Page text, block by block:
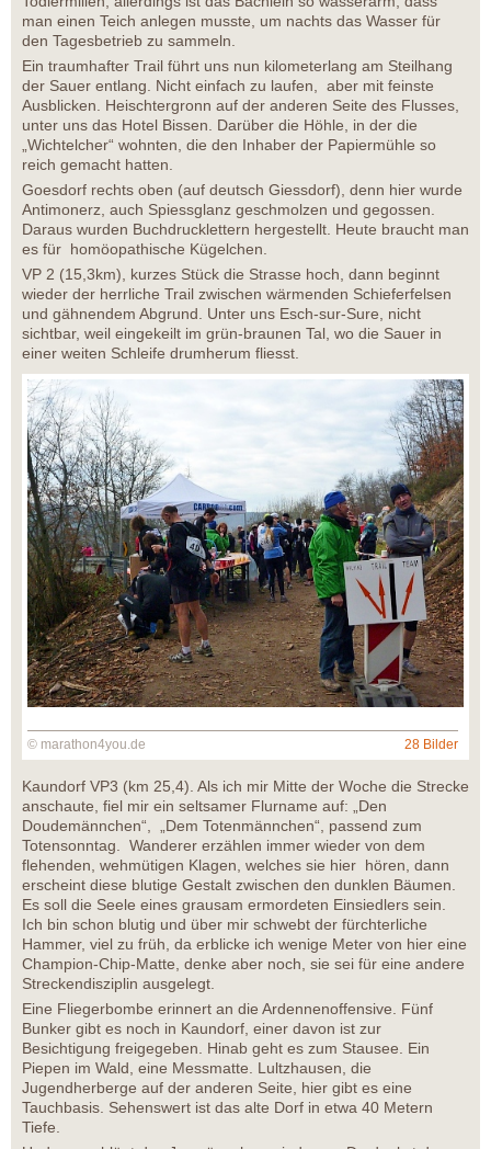
man einen Teich anlegen musste, um nachts das Wasser für
den Tagesbetrieb zu sammeln.
Ein traumhafter Trail führt uns nun kilometerlang am Steilhang
der Sauer entlang. Nicht einfach zu laufen, aber mit feinste
Ausblicken. Heischtergronn auf der anderen Seite des Flusses,
unter uns das Hotel Bissen. Darüber die Höhle, in der die
„Wichtelcher“ wohnten, die den Inhaber der Papiermühle so
reich gemacht hatten.
Goesdorf rechts oben (auf deutsch Giessdorf), denn hier wurde
Antimonerz, auch Spiessglanz geschmolzen und gegossen.
Daraus wurden Buchdrucklettern hergestellt. Heute braucht man
es für homöopathische Kügelchen.
VP 2 (15,3km), kurzes Stück die Strasse hoch, dann beginnt
wieder der herrliche Trail zwischen wärmenden Schieferfelsen
und gähnendem Abgrund. Unter uns Esch-sur-Sure, nicht
sichtbar, weil eingekeilt im grün-braunen Tal, wo die Sauer in
einer weiten Schleife drumherum fliesst.
© marathon4you.de 28 Bilder
Kaundorf VP3 (km 25,4). Als ich mir Mitte der Woche die Strecke
anschaute, fiel mir ein seltsamer Flurname auf: „Den
Doudemännchen“, „Dem Totenmännchen“, passend zum
Totensonntag. Wanderer erzählen immer wieder von dem
flehenden, wehmütigen Klagen, welches sie hier hören, dann
erscheint diese blutige Gestalt zwischen den dunklen Bäumen.
Es soll die Seele eines grausam ermordeten Einsiedlers sein.
Ich bin schon blutig und über mir schwebt der fürchterliche
Hammer, viel zu früh, da erblicke ich wenige Meter von hier eine
Champion-Chip-Matte, denke aber noch, sie sei für eine andere
Streckendisziplin ausgelegt.
Eine Fliegerbombe erinnert an die Ardennenoffensive. Fünf
Bunker gibt es noch in Kaundorf, einer davon ist zur
Besichtigung freigegeben. Hinab geht es zum Stausee. Ein
Piepen im Wald, eine Messmatte. Lultzhausen, die
Jugendherberge auf der anderen Seite, hier gibt es eine
Tauchbasis. Sehenswert ist das alte Dorf in etwa 40 Metern
Tiefe.